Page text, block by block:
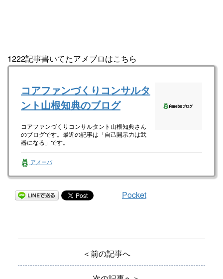
1222記事書いてたアメブロはこちら
コアファンづくりコンサルタ
ント山根知典のブログ
コアファンづくりコンサルタント山根知典さん
のブログです。最近の記事は「自己開示力は武
器になる」です。
アメーバ
Pocket
＜前の記事へ